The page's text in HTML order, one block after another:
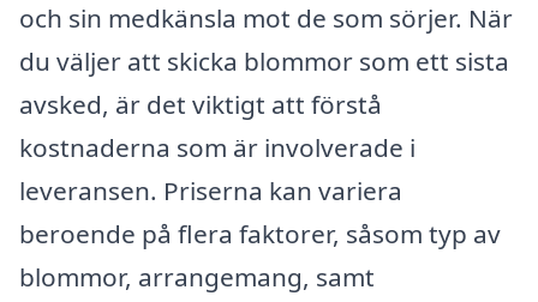
och sin medkänsla mot de som sörjer. När
du väljer att skicka blommor som ett sista
avsked, är det viktigt att förstå
kostnaderna som är involverade i
leveransen. Priserna kan variera
beroende på flera faktorer, såsom typ av
blommor, arrangemang, samt